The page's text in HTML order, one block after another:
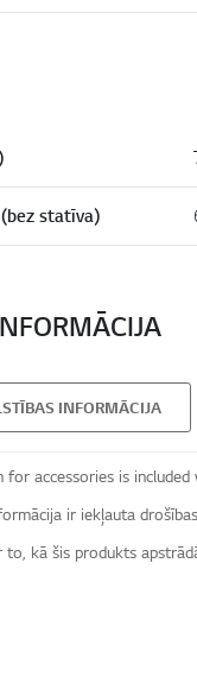
statīva)
INFORMĀCIJA
accessories is
ir iekļauta
kā šis produkts